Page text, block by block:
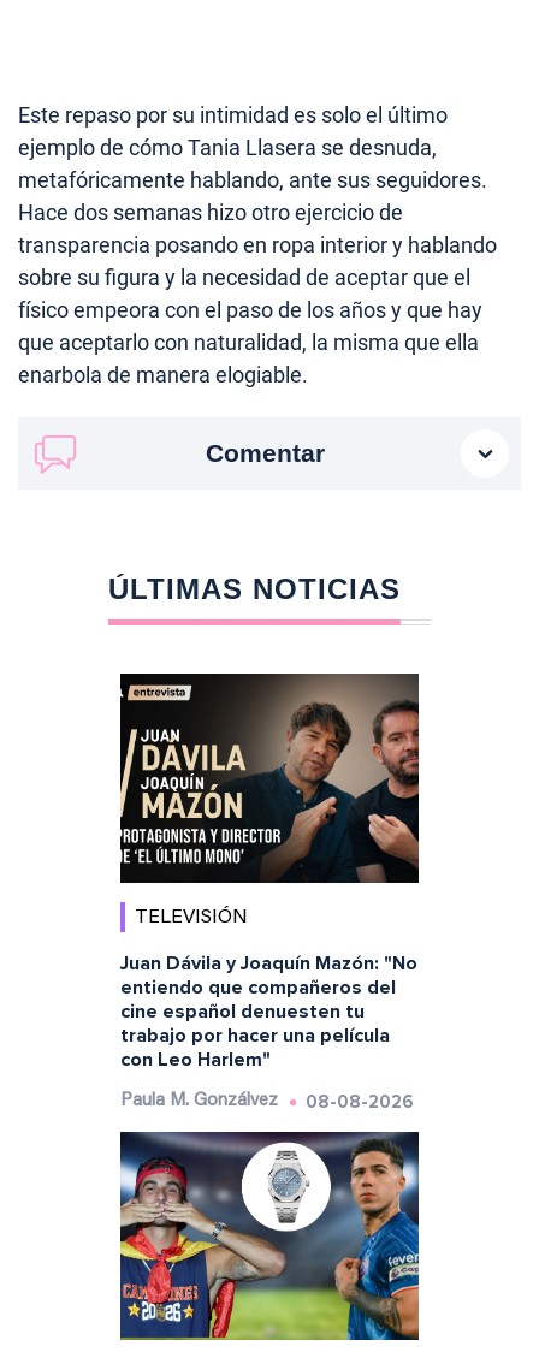
Este repaso por su intimidad es solo el último
ejemplo de cómo Tania Llasera se desnuda,
metafóricamente hablando, ante sus seguidores.
Hace dos semanas hizo otro ejercicio de
transparencia posando en ropa interior y hablando
sobre su figura y la necesidad de aceptar que el
físico empeora con el paso de los años y que hay
que aceptarlo con naturalidad, la misma que ella
enarbola de manera elogiable.
Comentar
ÚLTIMAS NOTICIAS
TELEVISIÓN
Juan Dávila y Joaquín Mazón: "No
entiendo que compañeros del
cine español denuesten tu
trabajo por hacer una película
con Leo Harlem"
Paula M. Gonzálvez 08-08-2026